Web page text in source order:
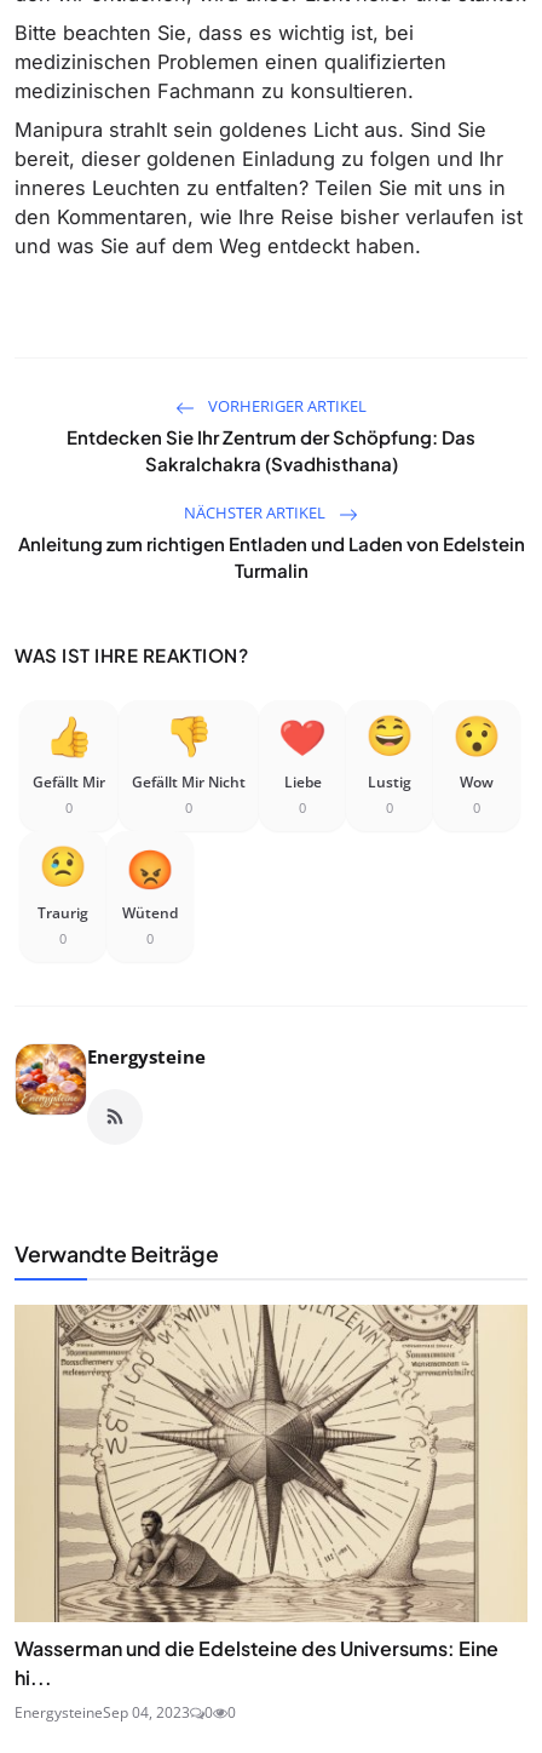
Bitte beachten Sie, dass es wichtig ist, bei
medizinischen Problemen einen qualifizierten
medizinischen Fachmann zu konsultieren.
Manipura strahlt sein goldenes Licht aus. Sind Sie
bereit, dieser goldenen Einladung zu folgen und Ihr
inneres Leuchten zu entfalten? Teilen Sie mit uns in
den Kommentaren, wie Ihre Reise bisher verlaufen ist
und was Sie auf dem Weg entdeckt haben.
VORHERIGER ARTIKEL
Entdecken Sie Ihr Zentrum der Schöpfung: Das
Sakralchakra (Svadhisthana)
NÄCHSTER ARTIKEL
Anleitung zum richtigen Entladen und Laden von Edelstein
Turmalin
WAS IST IHRE REAKTION?
Gefällt Mir
0
Gefällt Mir Nicht
0
Liebe
0
Lustig
0
Wow
0
Traurig
0
Wütend
0
Energysteine
Verwandte Beiträge
Wasserman und die Edelsteine des Universums: Eine
hi...
EnergysteineSep 04, 2023 0 0